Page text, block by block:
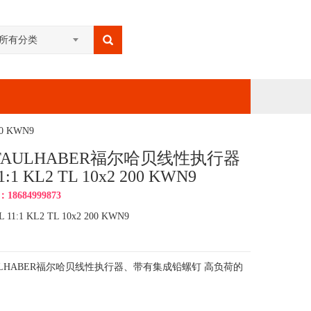
有分类
KWN9
福尔哈贝线性执行器
KL2 TL 10x2 200 KWN9
18684999873
11:1 KL2 TL 10x2 200 KWN9
福尔哈贝线性执行器、带有集成铅螺钉 高负荷的